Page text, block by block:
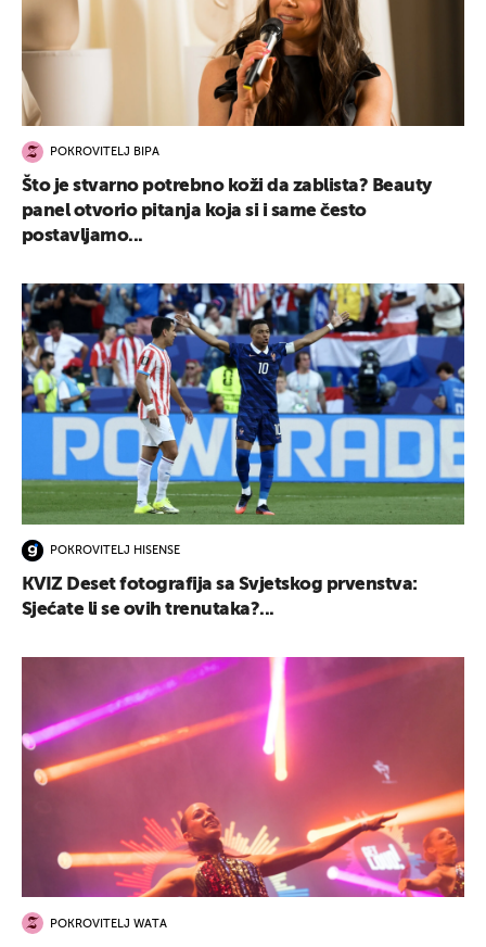
POKROVITELJ BIPA
Što je stvarno potrebno koži da zablista? Beauty
panel otvorio pitanja koja si i same često
postavljamo...
POKROVITELJ HISENSE
KVIZ Deset fotografija sa Svjetskog prvenstva:
Sjećate li se ovih trenutaka?...
POKROVITELJ WATA